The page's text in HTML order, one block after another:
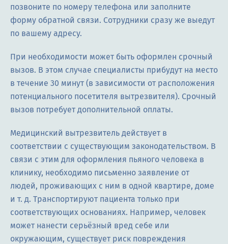
позвоните по номеру телефона или заполните
форму обратной связи. Сотрудники сразу же выедут
по вашему адресу.
При необходимости может быть оформлен срочный
вызов. В этом случае специалисты прибудут на место
в течение 30 минут (в зависимости от расположения
потенциального посетителя вытрезвителя). Срочный
вызов потребует дополнительной оплаты.
Медицинский вытрезвитель действует в
соответствии с существующим законодательством. В
связи с этим для оформления пьяного человека в
клинику, необходимо письменно заявление от
людей, проживающих с ним в одной квартире, доме
и т. д. Транспортируют пациента только при
соответствующих основаниях. Например, человек
может нанести серьёзный вред себе или
окружающим, существует риск повреждения